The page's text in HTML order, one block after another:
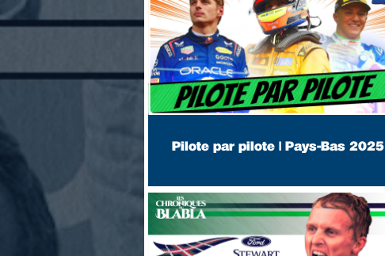
Pilote par pilote | Pays-Bas 2025